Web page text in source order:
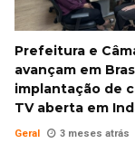
Prefeitura e
avançam em
implantação de
TV aberta em
Geral 3 meses atrás